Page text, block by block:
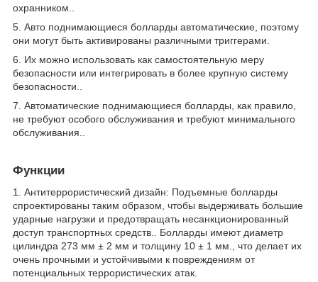
охранником..
5. Авто поднимающиеся болларды автоматические, поэтому
они могут быть активированы различными триггерами.
6. Их можно использовать как самостоятельную меру
безопасности или интегрировать в более крупную систему
безопасности..
7. Автоматические поднимающиеся болларды, как правило,
не требуют особого обслуживания и требуют минимального
обслуживания..
Функции
1. Антитеррористический дизайн: Подъемные болларды
спроектированы таким образом, чтобы выдерживать большие
ударные нагрузки и предотвращать несанкционированный
доступ транспортных средств.. Болларды имеют диаметр
цилиндра 273 мм ± 2 мм и толщину 10 ± 1 мм., что делает их
очень прочными и устойчивыми к повреждениям от
потенциальных террористических атак.